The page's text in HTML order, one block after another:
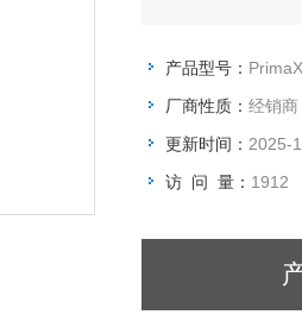
产品型号： PrimaX
厂商性质： 经销商
更新时间： 2025-
访 问 量： 1912